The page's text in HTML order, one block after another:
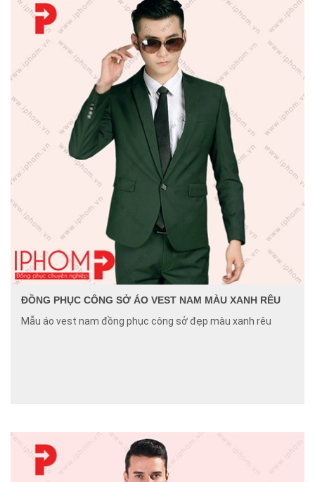
ĐỒNG PHỤC CÔNG SỞ ÁO VEST NAM MÀU XANH RÊU
Mẫu áo vest nam đồng phục công sở đẹp màu xanh rêu